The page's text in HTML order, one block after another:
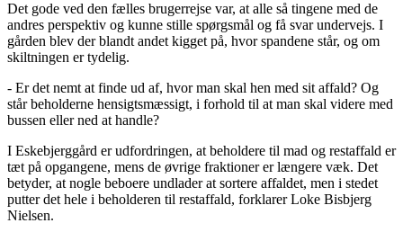
Det gode ved den fælles brugerrejse var, at alle så tingene med de
andres perspektiv og kunne stille spørgsmål og få svar undervejs. I
gården blev der blandt andet kigget på, hvor spandene står, og om
skiltningen er tydelig.
- Er det nemt at finde ud af, hvor man skal hen med sit affald? Og
står beholderne hensigtsmæssigt, i forhold til at man skal videre med
bussen eller ned at handle?
I Eskebjerggård er udfordringen, at beholdere til mad og restaffald er
tæt på opgangene, mens de øvrige fraktioner er længere væk. Det
betyder, at nogle beboere undlader at sortere affaldet, men i stedet
putter det hele i beholderen til restaffald, forklarer Loke Bisbjerg
Nielsen.